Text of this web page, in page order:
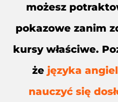
możesz
pokazowe zanim
kursy właściwe.
że języka
nauczyć się